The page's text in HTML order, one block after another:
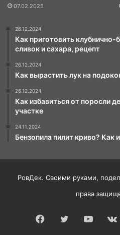
07.02.2025
26.12.2024
Как приготовить
сливок и сахара, рецепт
26.12.2024
Как вырастить лук на
26.12.2024
Как избавиться от поросли
участке
24.11.2024
Бензопила пилит криво? Как
РовДек. Своими руками,
права
Facebook
Twitter